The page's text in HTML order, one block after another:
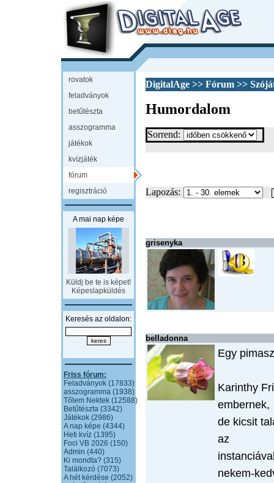
rovatok
feladványok
betűtészta
asszogramma
játékok
kvízjáték
fórum
regisztráció
A mai nap képe
Küldj be te is képet!
Képeslapküldés
Keresés az oldalon:
Friss fórum:
Feladványok (17833)
asszogramma (1938)
Tőlem Nektek (12588)
Betűtészta (3342)
Játékok (2986)
A nap képe (4344)
Heti kvíz (1395)
Foci VB 2026 (150)
Admin (440)
Ki mondta? (315)
Találkozó (7073)
A hét kérdése (2052)
DigitalAge >> Fórum >>
Humordalom
Sorrend:
Lapozás:
grisenyka
belladonna
Egy
Karinthy
embernek,
de kicsit
az
nekem-